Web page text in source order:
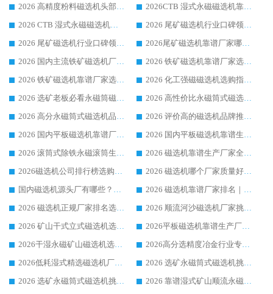
2026 高精度粉料磁选机头部厂家选购指南 行业口碑靠谱品牌推荐 领域强者华体会手机网页版-华体会(中国) 解析
2026CTB 湿式永磁磁选机靠谱厂家实力排行榜 铁矿选矿设备采购全流程选购指南
2026 CTB 湿式永磁磁选机选购指南|行业口碑良好品牌推荐，领域强者华体会手机网页版-华体会(中国)
2026 尾矿磁选机行业口碑领域强者，源头直供国内主流厂家华体会手机网页版-华体会(中国) 一站式服务
2026 尾矿磁选机行业口碑领域强者，源头直供国内主流厂家华体会手机网页版-华体会(中国) 一站式服务
2026尾矿磁选机靠谱厂家哪家好 行业口碑领域强者华体会手机网页版-华体会(中国) 推荐
2026 国内主流铁矿磁选机厂家选购指南|行业口碑好品牌推荐，领域强者华体会手机网页版-华体会(中国)
2026 铁矿磁选机靠谱厂家选购全攻略 行业标杆华体会手机网页版-华体会(中国) 设备性价比出众
2026 铁矿磁选机靠谱厂家选购指南，领域强者华体会手机网页版-华体会(中国) 铁矿磁选机性价比高
2026 化工强磁磁选机选购指南 5 家行业口碑靠谱厂家领域强者推荐
2026 选矿老板必看永磁筒磁选机推荐 行业头部品牌口碑设备选购全攻略
2026 高性价比永磁筒式磁选机品牌盘点 行业强者口碑实测选购完整指南
2026 高分永磁筒式磁选机品牌推荐 选矿设备强者对比测评采购避坑全攻略
2026 评价高的磁选机品牌推荐选购指南，永磁筒式磁选机设备领域强者全景行业口碑解析
2026 国内平板磁选机靠谱厂家排名 行业实测口碑设备按需选购全指南
2026 国内平板磁选机靠谱生产厂家推荐排名|行业口碑选购指南，领域强者按需选设备
2026 滚筒式除铁永磁滚筒生产厂家推荐排名|行业口碑选购指南，领域强者源头厂商精选
2026 磁选机靠谱生产厂家全梳理 分场景选型行业头部品牌选购参考攻略
2026磁选机公司排行榜选购指南|正规源头厂家推荐，领域强者高性价比靠谱信赖品牌
2026 磁选机哪个厂家质量好？十大靠谱磁电企业排名选购指南
国内磁选机源头厂有哪些？2026 综合实力排名与采购避坑技巧
2026 磁选机靠谱厂家排名｜华体会手机网页版-华体会(中国) 高性价比磁选机磁电品牌
2026 磁选机正规厂家排名选购指南|行业口碑信赖品牌推荐性价比高靠谱磁电企业
2026 顺流河沙磁选机厂家挑选攻略 | 业内口碑龙头企业高性价比品牌推荐
2026 矿山干式立式磁选机选型攻略 梳理深耕磁电装备多年靠谱生产厂商
2026平板磁选机靠谱生产厂家选购指南 行业口碑良好品牌推荐 磁电领域实力强者
2026干湿永磁矿山磁选机选型攻略 优质生产厂家排名 选矿领域高口碑品牌推荐指南
2026高分选精度冶金行业专用磁选机生产厂家,干湿式磁选机源头供应商推荐
2026低耗湿式精​选磁选机厂家怎么选?湿式精选磁选机供应商，行业认可度较高生产厂家华体会手机网页版-华体会(中国) 全面解析
2026 选矿永磁筒式磁选机挑选指南 华体会手机网页版-华体会(中国) 推荐品牌行业口碑佳实力突出
2026 选矿永磁筒式磁选机挑选干货：华体会手机网页版-华体会(中国) 源头厂，绿色高效实力出众
2026 靠谱湿式矿山顺流永磁筒式磁选机选购，国内专业生产厂家华体会手机网页版-华体会(中国) 综合实力出众